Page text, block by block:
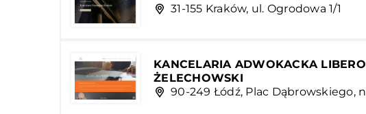
31-155 Kraków, ul. Ogrodowa 1/1
KANCELARIA ADWOKACKA
ŻELECHOWSKI
90-249 Łódź, Plac Dąbrowskiego,